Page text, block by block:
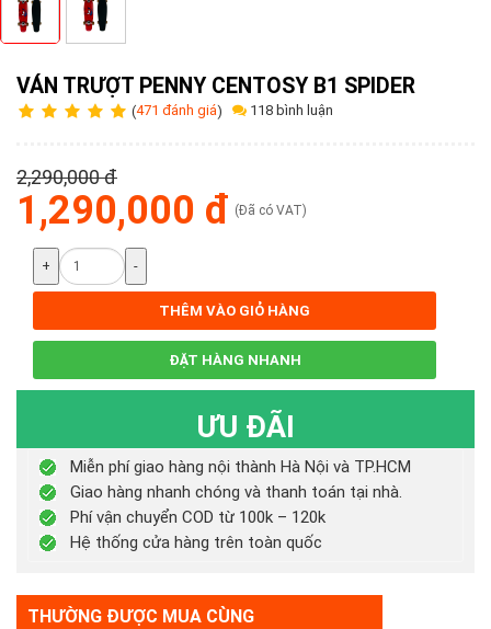
VÁN TRƯỢT PENNY CENTOSY B1 SPIDER
(471 đánh giá) 118 bình luận
2,290,000 đ
1,290,000 đ (Đã có VAT)
+ -
THÊM VÀO GIỎ HÀNG
ĐẶT HÀNG NHANH
ƯU ĐÃI
Miễn phí giao hàng nội thành Hà Nội và TP.HCM
Giao hàng nhanh chóng và thanh toán tại nhà.
Phí vận chuyển COD từ 100k – 120k
Hệ thống cửa hàng trên toàn quốc
THƯỜNG ĐƯỢC MUA CÙNG